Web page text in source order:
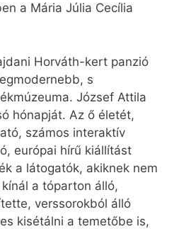
a Mária Júlia Cecília
Horváth-kert panzió
s
József Attila
hónapját. Az ő életét,
számos interaktív
európai hírű kiállítást
a látogatók, akiknek nem
a tóparton álló,
verssorokból álló
kisétálni a temetőbe is,